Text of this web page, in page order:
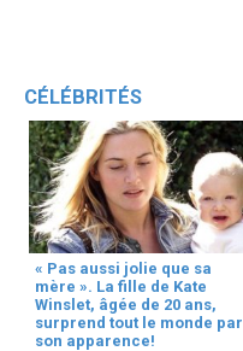
CÉLÉBRITÉS
« Pas aussi jolie que sa
mère ». La fille de Kate
Winslet, âgée de 20 ans,
surprend tout le monde par
son apparence!